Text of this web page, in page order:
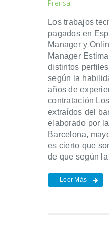
Prensa
Los trabajos
pagados en
Manager y
Manager
distintos
según la
años de
contratación
extraídos del
elaborado por
Barcelona,
es cierto que
de que según
Leer Más